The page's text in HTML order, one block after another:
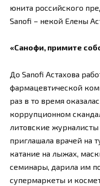
юнита российского
Sanofi – некой Елены
«Санофи, примите
До Sanofi Астахова
фармацевтической
раз в то время
коррупционном
литовские журналисты
приглашала врачей на
катание на лыжах,
семинары, дарила им
супермаркеты и